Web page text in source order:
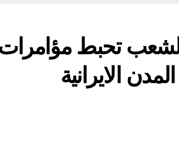
تحبط مؤامرات
الايرانية